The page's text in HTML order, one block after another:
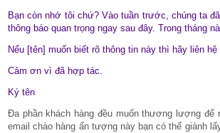
Bạn còn nhớ tôi chứ? Vào tuần trước, chúng ta
thông báo quan trọng ngay sau đây. Trong tháng
Nếu [tên] muốn biết rõ thông tin này thì hãy liên
Cảm ơn vì đã hợp tác.
Ký tên
Đa phần khách hàng đều muốn thương lượng
email chào hàng ấn tượng này bạn có thể giành